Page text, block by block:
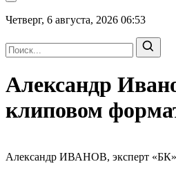
Четверг, 6 августа, 2026 06:53
Александр
клиповом
Александр ИВАНОВ, эксперт «БК»